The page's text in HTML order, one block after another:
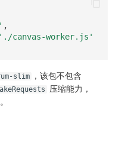
,
'./canvas-worker.js'
slim
，该包不包含
压缩能力，